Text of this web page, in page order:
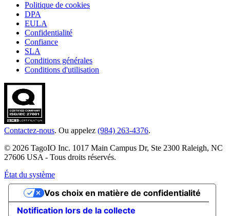
Politique de cookies
DPA
EULA
Confidentialité
Confiance
SLA
Conditions générales
Conditions d'utilisation
Contactez-nous. Ou appelez (984) 263-4376.
© 2026 TagoIO Inc. 1017 Main Campus Dr, Ste 2300 Raleigh, NC
27606 USA - Tous droits réservés.
État du système
Notification lors de la collecte
Vos choix en matière de confidentialité